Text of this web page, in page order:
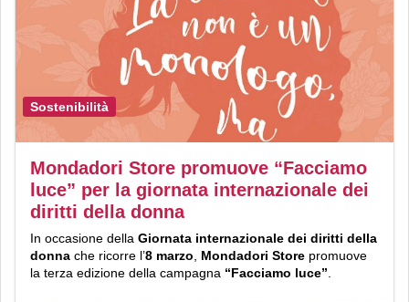
Sostenibilità
Mondadori Store promuove “Facciamo
luce” per la giornata internazionale dei
diritti della donna
In occasione della Giornata internazionale dei diritti della
donna che ricorre l’8 marzo, Mondadori Store promuove
la terza edizione della campagna “Facciamo luce”.